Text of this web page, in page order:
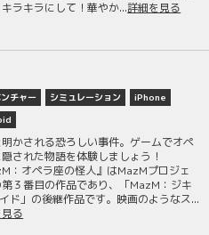
ラキラにして！華やか...詳細を見る
チャー シミュレーション
iPhone
かされる恐ろしい事件。ゲームでオペ
された物語を体験しましょう！
：オペラ座の怪人』はMazMプロジェ
３番目の作品であり、「MazM：ジキ
ド」の後継作品です。映画のようなス...
る